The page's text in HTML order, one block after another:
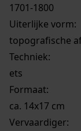
1701-1800
Uiterlijke vorm:
topografische
Techniek:
ets
Formaat:
ca. 14x17 cm
Vervaardiger: